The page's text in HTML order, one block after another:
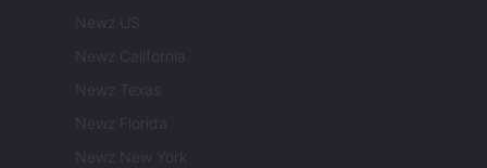
Newz US
Newz California
Newz Texas
Newz Florida
Newz New York